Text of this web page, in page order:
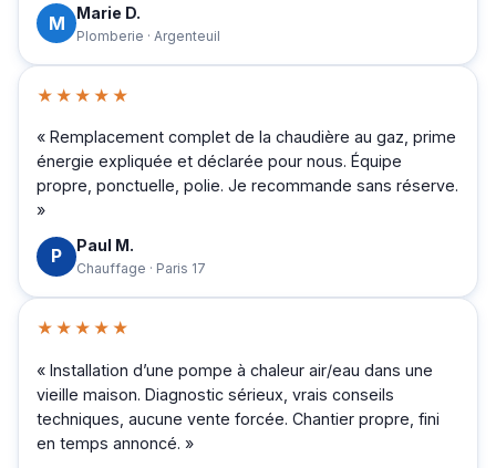
M Marie D.
Plomberie · Argenteuil
★★★★★
« Remplacement complet de la chaudière au gaz, prime
énergie expliquée et déclarée pour nous. Équipe
propre, ponctuelle, polie. Je recommande sans réserve.
»
P Paul M.
Chauffage · Paris 17
★★★★★
« Installation d’une pompe à chaleur air/eau dans une
vieille maison. Diagnostic sérieux, vrais conseils
techniques, aucune vente forcée. Chantier propre, fini
en temps annoncé. »